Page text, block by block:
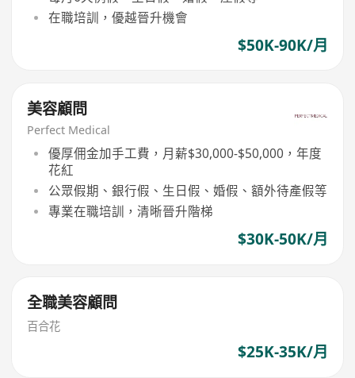
在職培訓，優越晉升機會
$50K-90K/月
美容顧問
Perfect Medical
優厚佣金加手工費，月薪$30,000-$50,000，年度
花紅
公眾假期、銀行假、生日假、婚假、額外待產假等
專業在職培訓，清晰晉升階梯
$30K-50K/月
全職美容顧問
百合花
$25K-35K/月